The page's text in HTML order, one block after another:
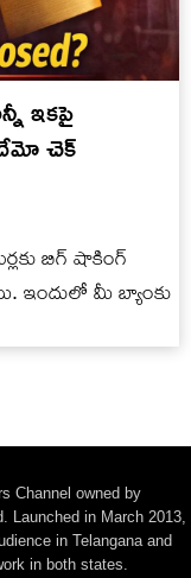
ఇకపై
చెక్
బిగ్ షాకింగ్
ఇందులో మీ బ్యాంకు
Channel owned by
Launched in March 2013,
in Telangana and
in both states.